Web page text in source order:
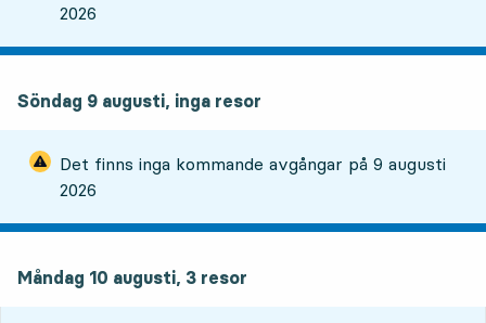
2026
Söndag 9 augusti, inga resor
Det finns inga kommande avgångar på9 augusti
2026
Måndag 10 augusti, 3 resor